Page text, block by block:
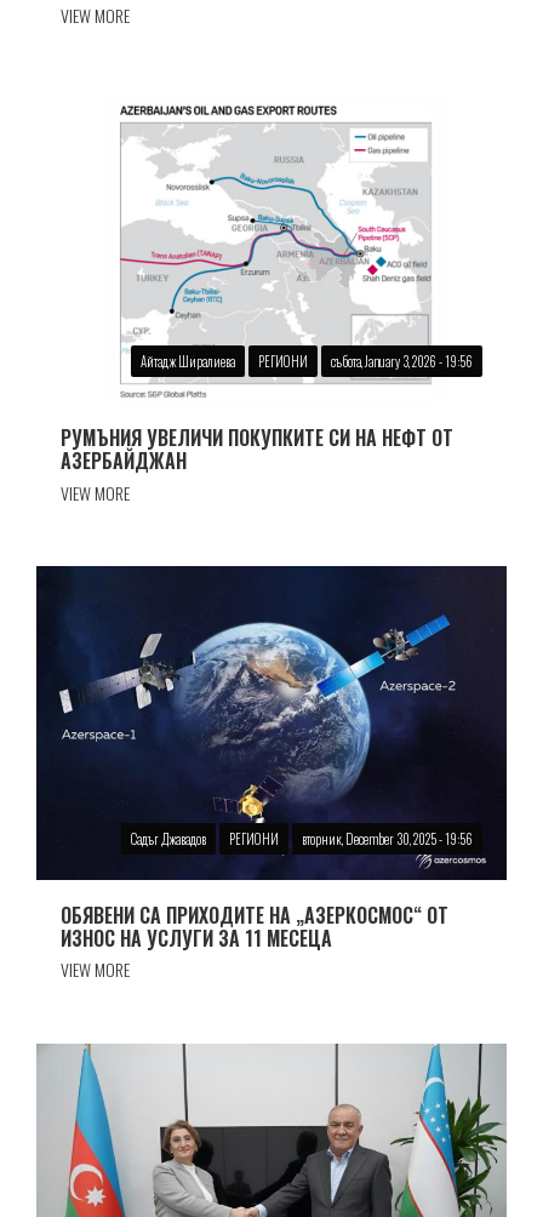
VIEW MORE
Айтадж Ширалиева РЕГИОНИ събота, January 3, 2026 - 19:56
РУМЪНИЯ УВЕЛИЧИ ПОКУПКИТЕ СИ НА НЕФТ ОТ
АЗЕРБАЙДЖАН
VIEW MORE
Садъг Джавадов РЕГИОНИ вторник, December 30, 2025 - 19:56
ОБЯВЕНИ СА ПРИХОДИТЕ НА „АЗЕРКОСМОС“ ОТ
ИЗНОС НА УСЛУГИ ЗА 11 МЕСЕЦА
VIEW MORE